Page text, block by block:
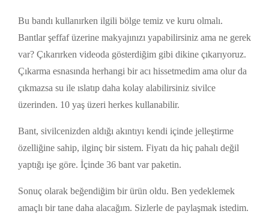
Bu bandı kullanırken ilgili bölge temiz ve kuru olmalı.
Bantlar şeffaf üzerine makyajınızı yapabilirsiniz ama ne gerek
var? Çıkarırken videoda gösterdiğim gibi dikine çıkarıyoruz.
Çıkarma esnasında herhangi bir acı hissetmedim ama olur da
çıkmazsa su ile ıslatıp daha kolay alabilirsiniz sivilce
üzerinden. 10 yaş üzeri herkes kullanabilir.
Bant, sivilcenizden aldığı akıntıyı kendi içinde jelleştirme
özelliğine sahip, ilginç bir sistem. Fiyatı da hiç pahalı değil
yaptığı işe göre. İçinde 36 bant var paketin.
Sonuç olarak beğendiğim bir ürün oldu. Ben yedeklemek
amaçlı bir tane daha alacağım. Sizlerle de paylaşmak istedim.